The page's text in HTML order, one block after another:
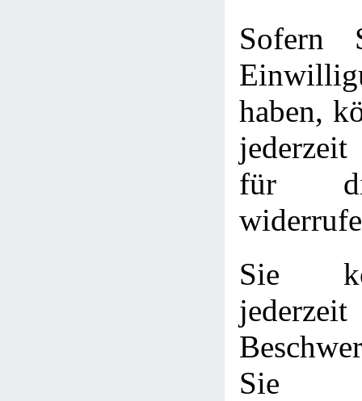
Sofern
haben,
für
Sie
Sie